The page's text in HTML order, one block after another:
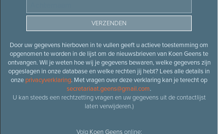
Door uw gegevens hierboven in te vullen geeft u actieve toestemming om
opgenomen te worden in de lijst om de nieuwsbrieven van Koen Geens te
ontvangen. Wil je weten hoe wij je gegevens bewaren, welke gegevens zijn
opgeslagen in onze database en welke rechten jij hebt? Lees alle details in
onze privacyverklaring. Met vragen over deze verklaring kan je terecht op
secretariaat.geens@gmail.com.
U kan steeds een rechtzetting vragen en uw gegevens uit de contactlijst
laten verwijderen.)
Volg Koen Geensonline: